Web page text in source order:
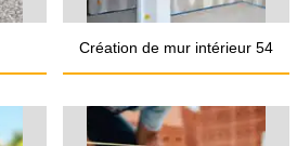
Création de mur intérieur 54